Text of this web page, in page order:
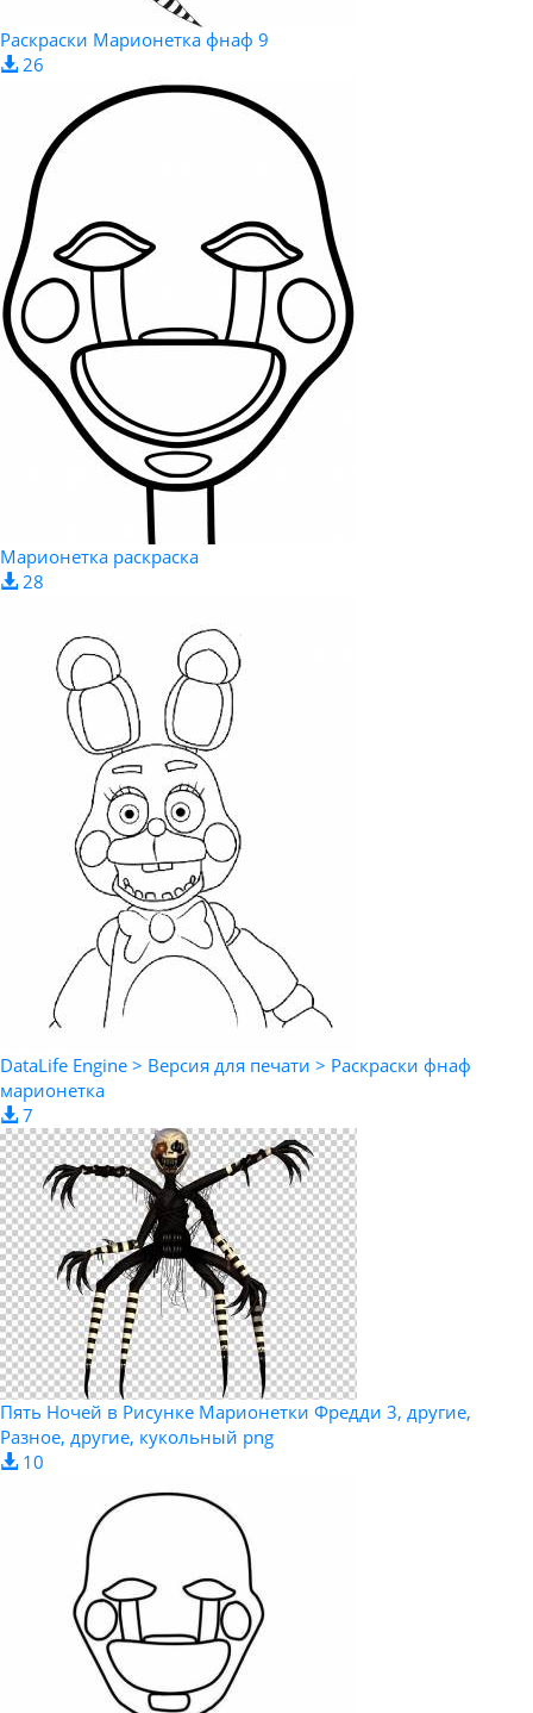
Раскраски Марионетка фнаф 9
26
Марионетка раскраска
28
DataLife Engine > Версия для печати > Раскраски фнаф
марионетка
7
Пять Ночей в Рисунке Марионетки Фредди 3, другие,
Разное, другие, кукольный png
10